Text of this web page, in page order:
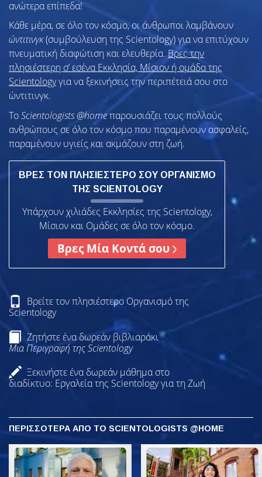
ανώτερα επίπεδα!
Κάθε μέρα, σε όλο τον κόσμο, οι άνθρωποι λαμβάνουν
ώντιτινγκ(συμβούλευση της Scientology) για να επιτύχουν
πνευματική διαφώτιση και ελευθερία.Βρες την
πλησιέστερη σ’ εσένα Εκκλησία, Μίσιον ή ομάδα της
Scientologyγια να ξεκινήσεις την περιπέτειά σου στο
ώντιτινγκ.
ToScientologists @homeπαρουσιάζει τους πολλούς
ανθρώπους σε όλο τον κόσμο που παραμένουν ασφαλείς,
παραμένουν υγιείς και ακμάζουν στη ζωή.
ΒΡΕΣ ΤΟΝ ΠΛΗΣΙΕΣΤΕΡΟ ΣΟΥ ΟΡΓΑΝΙΣΜΟ
ΤΗΣ SCIENTOLOGY
Υπάρχουν χιλιάδες Εκκλησίες της Scientology,
Μίσιον και Ομάδες σε όλο τον κόσμο.
Βρες Μία Κοντά σου
Βρείτε τον πλησιέστερο Οργανισμό της
Scientology
Ζητήστε ένα δωρεάν βιβλιαράκι
Μια Περιγραφή της Scientology
Ξεκινήστε ένα δωρεάν μάθημα στο
διαδίκτυο: Εργαλεία της Scientology για τη Ζωή
ΠΕΡΙΣΣΟΤΕΡΑ ΑΠΟ ΤΟ SCIENTOLOGISTS @HOME